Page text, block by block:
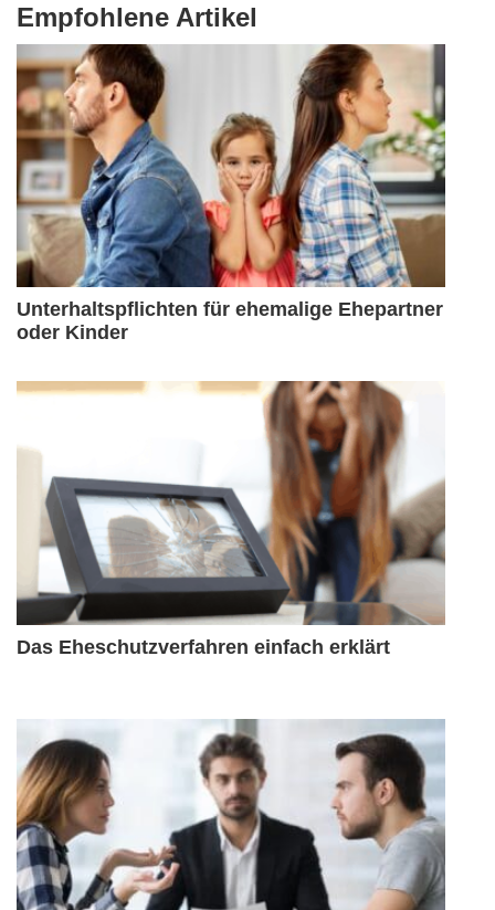
Empfohlene Artikel
Unterhaltspflichten für ehemalige Ehepartner
oder Kinder
Das Eheschutzverfahren einfach erklärt